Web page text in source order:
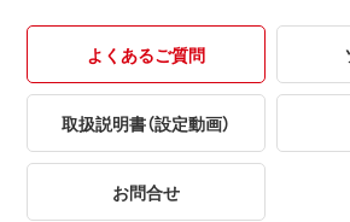
よくあるご質問
取扱説明書（設定動画）
お問合せ